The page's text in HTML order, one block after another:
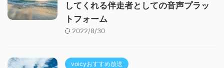
してくれる伴走者としての音声プラッ
トフォーム
2022/8/30
voicyおすすめ放送